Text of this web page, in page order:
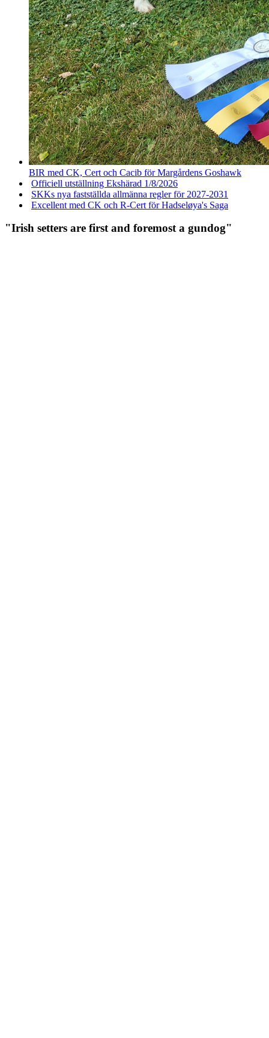
BIR med CK, Cert och Cacib för Margårdens Goshawk
Officiell utställning Ekshärad 1/8/2026
SKKs nya fastställda allmänna regler för 2027-2031
Excellent med CK och R-Cert för Hadseløya's Saga
"Irish setters are first and foremost a gundog"